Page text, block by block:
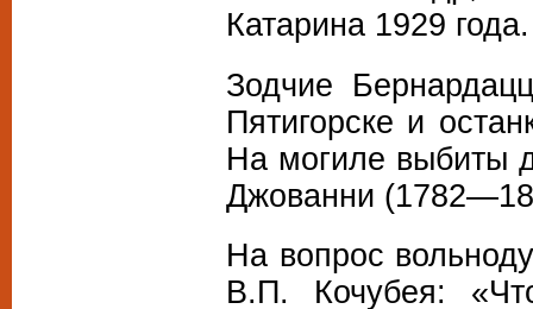
Катарина 1929 года.
Зодчие
Пятигорске и
На могиле выбиты
Джованни
На вопрос
В.П. Кочубея: